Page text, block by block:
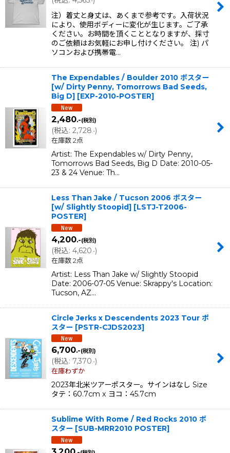
注）着丈と身丈は、あくまで参考です。入荷状況
により、使用ボディーに変化が生じます。ご了承
ください。お時間を頂くこととなりますが、採寸
のご依頼はお気軽にお申し付けください。 注) パ
ソコンおよび携帯電…
The Expendables / Boulder 2010 ポスター
[w/ Dirty Penny, Tomorrows Bad Seeds,
Big D] [EXP-2010-POSTER]
2,480.-(税別)
(税込: 2,728.-)
在庫数 2点
Artist: The Expendables w/ Dirty Penny,
Tomorrows Bad Seeds, Big D Date: 2010-05-
23 & 24 Venue: Th…
Less Than Jake / Tucson 2006 ポスター
[w/ Slightly Stoopid] [LSTJ-T2006-
POSTER]
4,200.-(税別)
(税込: 4,620.-)
在庫数 2点
Artist: Less Than Jake w/ Slightly Stoopid
Date: 2006-07-05 Venue: Skrappy's Location:
Tucson, AZ…
Circle Jerks x Descendents 2023 Tour ポ
スター [PSTR-CJDS2023]
6,700.-(税別)
(税込: 7,370.-)
在庫わずか
2023年北米ツアーポスター。サインはなし Size
タテ：60.7cm x ヨコ：45.7cm
Sublime With Rome / Red Rocks 2010 ポ
スター [SUB-MRR2010 POSTER]